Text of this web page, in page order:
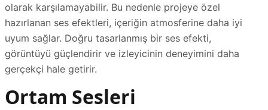
olarak karşılamayabilir. Bu nedenle projeye özel
hazırlanan ses efektleri, içeriğin atmosferine daha iyi
uyum sağlar. Doğru tasarlanmış bir ses efekti,
görüntüyü güçlendirir ve izleyicinin deneyimini daha
gerçekçi hale getirir.
Ortam Sesleri